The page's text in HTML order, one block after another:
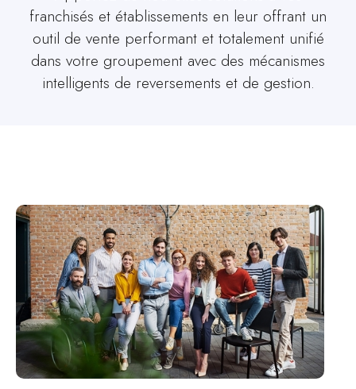
franchisés et établissements en leur offrant un
outil de vente performant et totalement unifié
dans votre groupement avec des mécanismes
intelligents de reversements et de gestion.